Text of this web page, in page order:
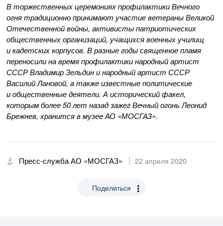
В торжественных церемониях профилактики Вечного
огня традиционно принимают участие ветераны Великой
Отечественной войны, активисты патриотических
общественных организаций, учащихся военных училищ
и кадетских корпусов. В разные годы священное пламя
переносили на время профилактики народный артист
СССР Владимир Зельдин и народный артист СССР
Василий Лановой, а также известные политические
и общественные деятели. А исторический факел,
которым более 50 лет назад зажег Вечный огонь Леонид
Брежнев, хранится в музееАО «МОСГАЗ».
Пресс-служба АО «МОСГАЗ» 22 апреля 2020
Поделиться